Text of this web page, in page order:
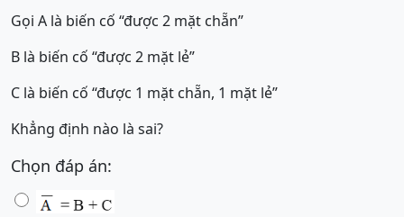
Gọi A là biến cố “được 2 mặt chẵn”
B là biến cố “được 2 mặt lẻ”
C là biến cố “được 1 mặt chẵn, 1 mặt lẻ”
Khẳng định nào là sai?
Chọn đáp án: